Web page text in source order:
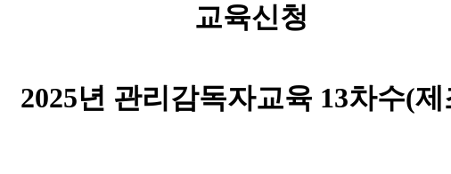
교육신청
2025년 관리감독자교육 13차수(